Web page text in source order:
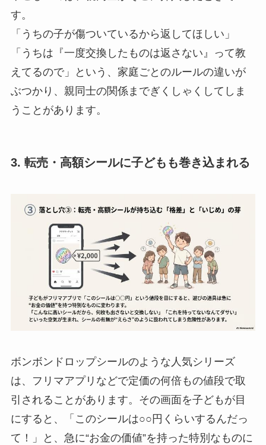
す。
「うちの子が傷ついているから返してほしい」
「うちは『一度交換したものは返さない』って教
えてるので」という、家庭ごとのルールの違いが
ぶつかり、親同士の関係までぎくしゃくしてしま
うことがあります。
3. 転売・高額シールに子どもも巻き込まれる
ボンボンドロップシールのような人気シリーズ
は、フリマアプリなどで定価の何倍もの値段で取
引されることがあります。その画面を子どもが目
にすると、「このシールは○○円くらいするんだっ
て！」と、急に“お金の価値”を持った特別なものに